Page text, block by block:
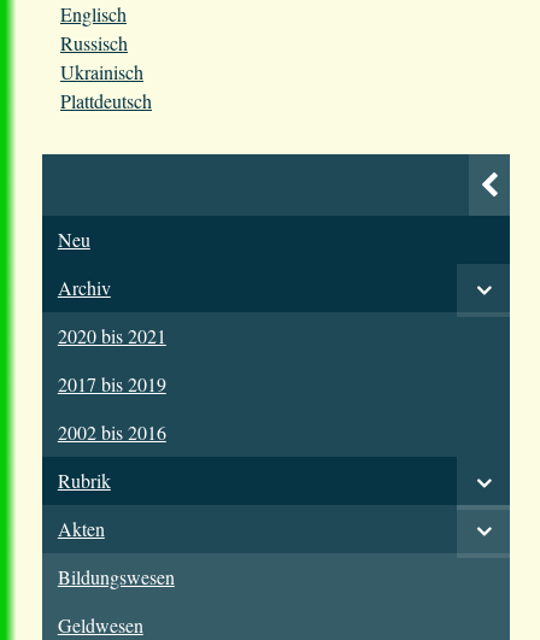
Englisch
Russisch
Ukrainisch
Plattdeutsch
Neu
Archiv
2020 bis 2021
2017 bis 2019
2002 bis 2016
Rubrik
Akten
Bildungswesen
Geldwesen